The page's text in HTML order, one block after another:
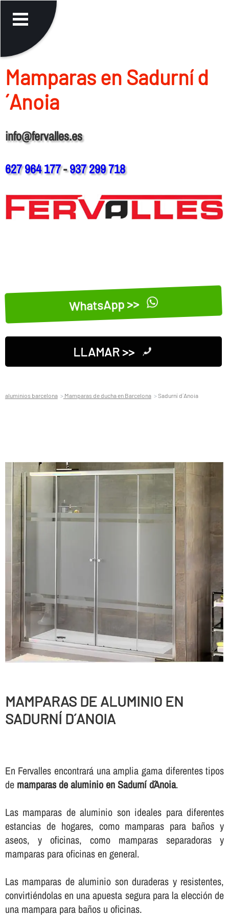
Mamparas en Sadurní d
´Anoia
info@fervalles.es
627 964 177-937 299 718
WhatsApp >>
LLAMAR >>
aluminios barcelona Mamparas de ducha en Barcelona Sadurní d´Anoia
MAMPARAS DE ALUMINIO EN
SADURNÍ D´ANOIA
En Fervalles encontrará una amplia gama diferentes tipos
de mamparas de aluminio en Sadurní d´Anoia.
Las mamparas de aluminio son ideales para diferentes
estancias de hogares, como mamparas para baños y
aseos, y oficinas, como mamparas separadoras y
mamparas para oficinas en general.
Las mamparas de aluminio son duraderas y resistentes,
convirtiéndolas en una apuesta segura para la elección de
una mampara para baños u oficinas.